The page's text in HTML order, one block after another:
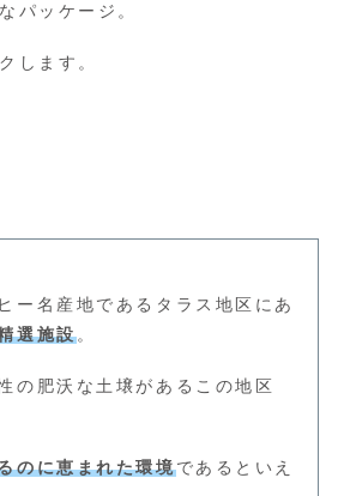
パッケージ。
します。
ー名産地であるタラス地区にあ
選施設。
の肥沃な土壌があるこの地区
のに恵まれた環境であるといえ